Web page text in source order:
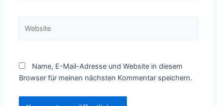
Name, E-Mail-Adresse und Website in diesem
Browser für meinen nächsten Kommentar speichern.